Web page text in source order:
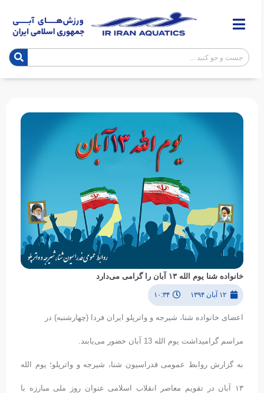
خانواده شنا یوم الله ۱۳ آبان را گرامی می‌دارد
۱۲ آبان ۱۳۹۴ ۱۰:۳۴
اعضای خانواده شنا، شیرجه و واترپلو ایران فردا (چهارشنبه) در
مراسم گرامیداشت یوم الله 13 آبان حضور می‌یابند.
به گزارش روابط عمومی فدراسیون شنا، شیرجه و واترپلو؛ یوم الله
۱۳ آبان در تقویم معاصر انقلاب اسلامی عنوان روز ملی مبارزه با